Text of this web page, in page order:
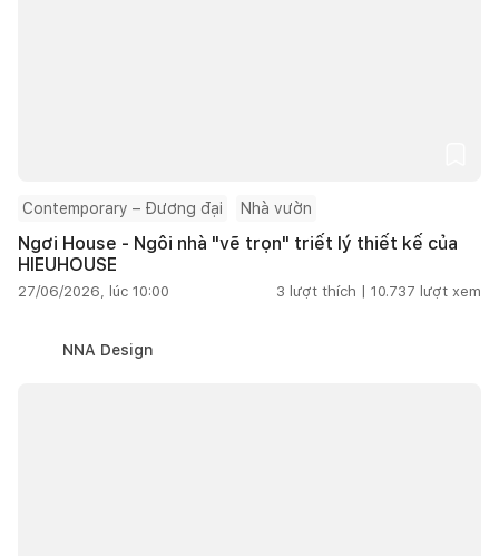
Contemporary – Đương đại Nhà vườn
Ngơi House - Ngôi nhà "vẽ trọn" triết lý thiết kế của
HIEUHOUSE
27/06/2026, lúc 10:00 3 lượt thích | 10.737 lượt xem
NNA Design